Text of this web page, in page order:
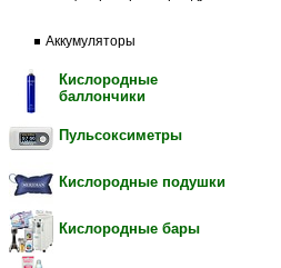
Аккумуляторы
Кислородные
баллончики
Пульсоксиметры
Кислородные подушки
Кислородные бары